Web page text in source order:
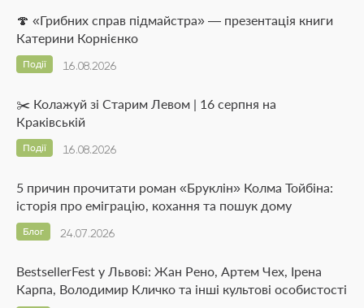
🍄 «Грибних справ підмайстра» — презентація книги
Катерини Корнієнко
16.08.2026
Події
✂️ Колажуй зі Старим Левом | 16 серпня на
Краківській
16.08.2026
Події
5 причин прочитати роман «Бруклін» Колма Тойбіна:
історія про еміграцію, кохання та пошук дому
24.07.2026
Блог
BestsellerFest у Львові: Жан Рено, Артем Чех, Ірена
Карпа, Володимир Кличко та інші культові особистості